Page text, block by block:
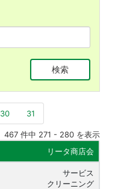
検索
30 31
467 件中 271 - 280 を表示
リータ商店会
サービス
クリーニング